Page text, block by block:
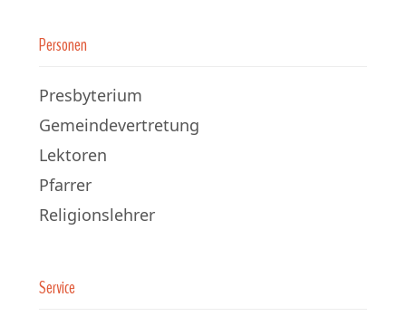
Personen
Presbyterium
Gemeindevertretung
Lektoren
Pfarrer
Religionslehrer
Service